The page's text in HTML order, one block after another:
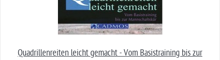
Quadrillenreiten leicht gemacht - Vom Basistraining bis zur